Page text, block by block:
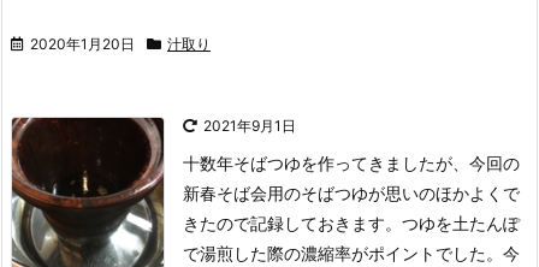
2020年1月20日 汁取り
2021年9月1日
十数年そばつゆを作ってきましたが、今回の
新春そば会用のそばつゆが思いのほかよくで
きたので記録しておきます。つゆを土たんぽ
で湯煎した際の濃縮率がポイントでした。 今